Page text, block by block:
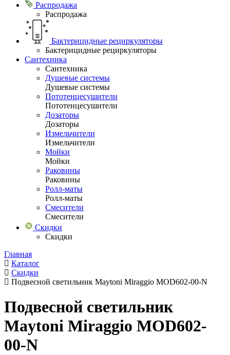
Распродажа
Распродажа
Бактерицидные рециркуляторы
Бактерицидные рециркуляторы
Сантехника
Сантехника
Душевые системы
Душевые системы
Пототенцесушители
Пототенцесушители
Дозаторы
Дозаторы
Измельчители
Измельчители
Мойки
Мойки
Раковины
Раковины
Ролл-маты
Ролл-маты
Смесители
Смесители
Скидки
Скидки
Главная
Каталог
Скидки
Подвесной светильник Maytoni Miraggio MOD602-00-N
Подвесной светильник
Maytoni Miraggio MOD602-
00-N